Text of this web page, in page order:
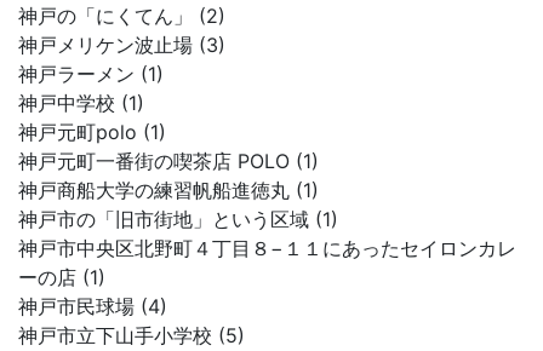
神戸の「にくてん」 (2)
神戸メリケン波止場 (3)
神戸ラーメン (1)
神戸中学校 (1)
神戸元町polo (1)
神戸元町一番街の喫茶店 POLO (1)
神戸商船大学の練習帆船進徳丸 (1)
神戸市の「旧市街地」という区域 (1)
神戸市中央区北野町４丁目８−１１にあったセイロンカレ
ーの店 (1)
神戸市民球場 (4)
神戸市立下山手小学校 (5)